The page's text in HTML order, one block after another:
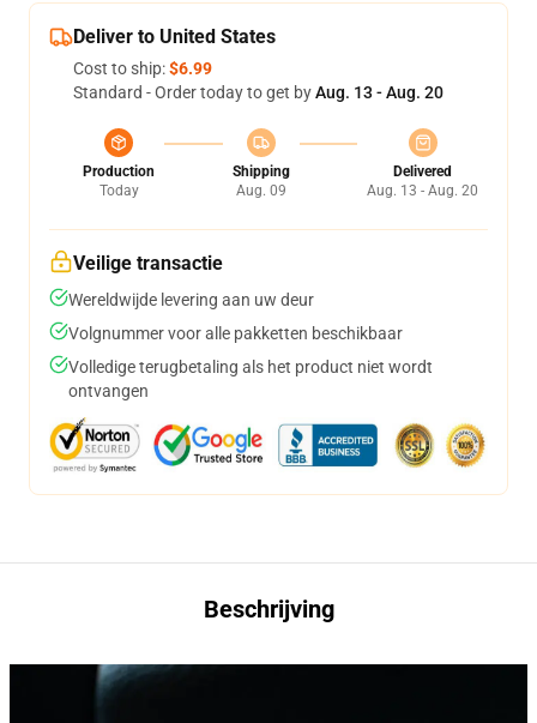
Deliver to United States
Cost to ship:$6.99
Standard - Order today to get byAug. 13 - Aug. 20
Production
Today
Shipping
Aug. 09
Delivered
Aug. 13 - Aug. 20
Veilige transactie
Wereldwijde levering aan uw deur
Volgnummer voor alle pakketten beschikbaar
Volledige terugbetaling als het product niet wordt
ontvangen
Beschrijving